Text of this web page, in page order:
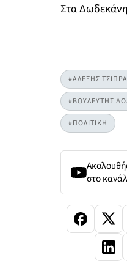
Στα
#ΑΛΕΞΗΣ
#ΒΟΥΛΕΥΤΗΣ
#ΠΟΛΙΤΙΚΗ
στο